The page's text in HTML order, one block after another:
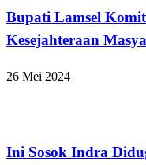
Bupati Lamsel
Kesejahteraan
26 Mei 2024
Ini Sosok Indra